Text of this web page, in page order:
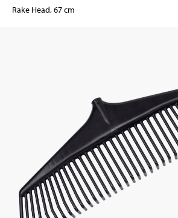
Rake Head, 67 cm